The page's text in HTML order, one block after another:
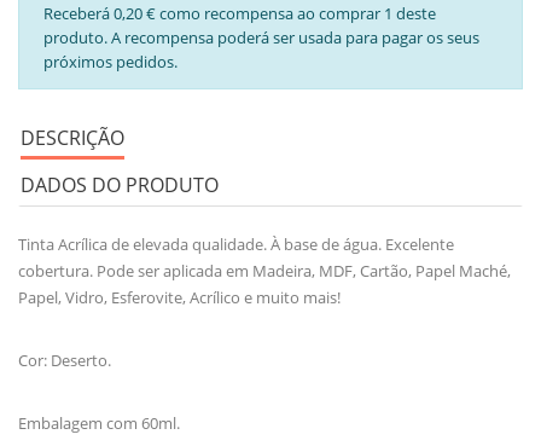
Receberá 0,20 € como recompensa ao comprar 1 deste
produto. A recompensa poderá ser usada para pagar os seus
próximos pedidos.
DESCRIÇÃO
DADOS DO PRODUTO
Tinta Acrílica de elevada qualidade. À base de água. Excelente
cobertura. Pode ser aplicada em Madeira, MDF, Cartão, Papel Maché,
Papel, Vidro, Esferovite, Acrílico e muito mais!
Cor: Deserto.
Embalagem com 60ml.